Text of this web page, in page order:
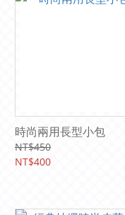
時尚兩用長型小包
NT$450
NT$400